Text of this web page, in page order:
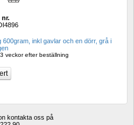
nr.
inkl gavlar och en dörr, grå i
veckor efter beställning
kontakta oss på